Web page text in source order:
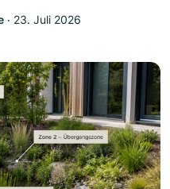
‧ 23. Juli 2026